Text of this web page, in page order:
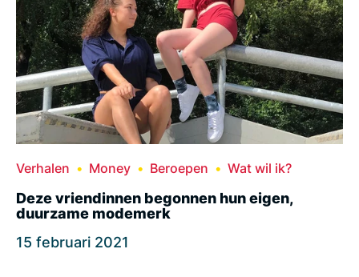
Verhalen Money Beroepen Wat wil ik?
Deze vriendinnen begonnen hun eigen,
duurzame modemerk
15 februari 2021